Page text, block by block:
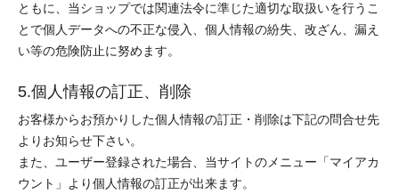
ともに、当ショップでは関連法令に準じた適切な取扱いを行うこ
とで個人データへの不正な侵入、個人情報の紛失、改ざん、漏え
い等の危険防止に努めます。
5.個人情報の訂正、削除
お客様からお預かりした個人情報の訂正・削除は下記の問合せ先
よりお知らせ下さい。
また、ユーザー登録された場合、当サイトのメニュー「マイアカ
ウント」より個人情報の訂正が出来ます。